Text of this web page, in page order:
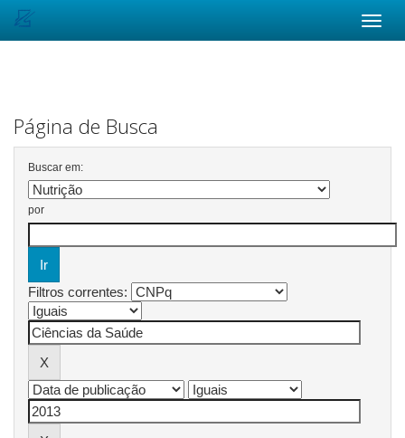
Página de Busca
Buscar em:
por
Filtros correntes: